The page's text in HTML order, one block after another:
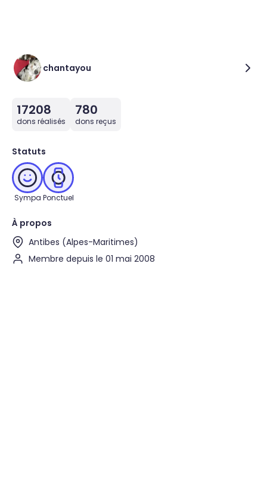
chantayou
17208
dons réalisés
780
dons reçus
Statuts
Sympa Ponctuel
À propos
Antibes (Alpes-Maritimes)
Membre depuis le 01 mai 2008